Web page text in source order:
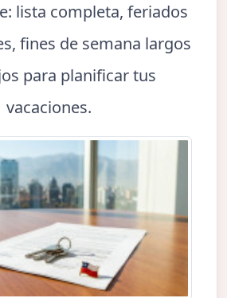
lista completa, feriados
fines de semana largos
para planificar tus
vacaciones.